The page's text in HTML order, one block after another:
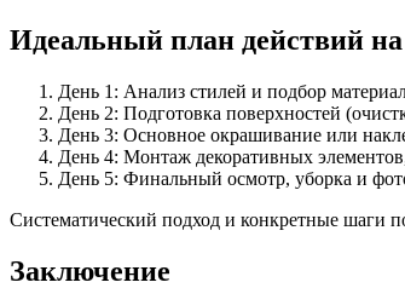
Идеальный план действий
День 1: Анализ стилей и подбор
День 2: Подготовка поверхностей
День 3: Основное окрашивание или
День 4: Монтаж декоративных
День 5: Финальный осмотр, уборка и
Систематический подход и конкретные шаги
Заключение